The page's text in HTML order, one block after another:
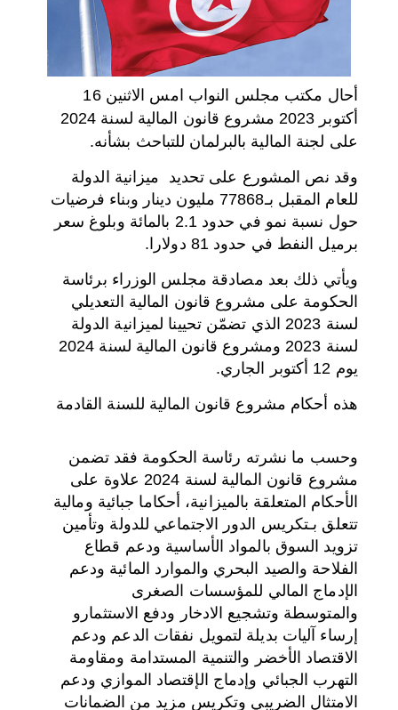
أحال مكتب مجلس النواب امس الاثنين 16
أكتوبر 2023 مشروع قانون المالية لسنة 2024
على لجنة المالية بالبرلمان للتباحث بشأنه.
وقد نص المشورع على تحديد ميزانية الدولة
للعام المقبل بـ77868 مليون دينار وبناء فرضيات
حول نسبة نمو في حدود 2.1 بالمائة وبلوغ سعر
برميل النفط في حدود 81 دولارا.
ويأتي ذلك بعد مصادقة مجلس الوزراء برئاسة
الحكومة على مشروع قانون المالية التعديلي
لسنة 2023 الذي تضمّن تحيينا لميزانية الدولة
لسنة 2023 ومشروع قانون المالية لسنة 2024
يوم 12 أكتوبر الجاري.
هذه أحكام مشروع قانون المالية للسنة القادمة
وحسب ما نشرته رئاسة الحكومة فقد تضمن
مشروع قانون المالية لسنة 2024 علاوة على
الأحكام المتعلقة بالميزانية، أحكاما جبائية ومالية
تتعلق بـتكريس الدور الاجتماعي للدولة وتأمين
تزويد السوق بالمواد الأساسية ودعم قطاع
الفلاحة والصيد البحري والموارد المائية ودعم
الإدماج المالي للمؤسسات الصغرى
والمتوسطة وتشجيع الادخار ودفع الاستثمارو
إرساء آليات بديلة لتمويل نفقات الدعم ودعم
الاقتصاد الأخضر والتنمية المستدامة ومقاومة
التهرب الجبائي وإدماج الإقتصاد الموازي ودعم
الامتثال الضريبي وتكريس مزيد من الضمانات